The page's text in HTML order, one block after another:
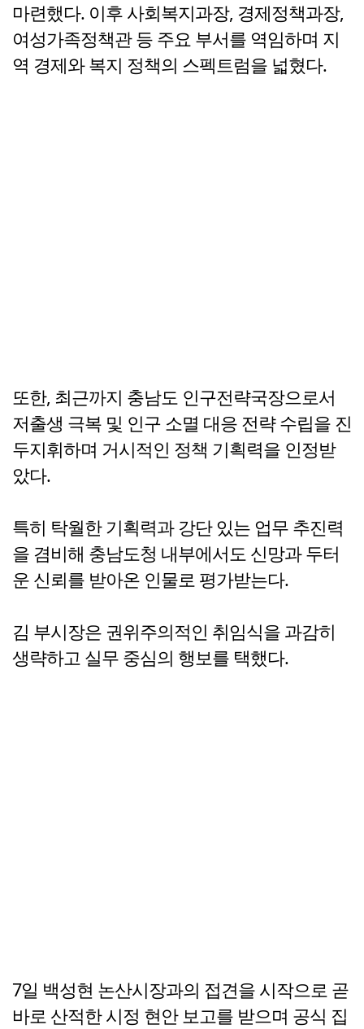
마련했다. 이후 사회복지과장, 경제정책과장,
여성가족정책관 등 주요 부서를 역임하며 지
역 경제와 복지 정책의 스펙트럼을 넓혔다.
또한, 최근까지 충남도 인구전략국장으로서
저출생 극복 및 인구 소멸 대응 전략 수립을 진
두지휘하며 거시적인 정책 기획력을 인정받
았다.
특히 탁월한 기획력과 강단 있는 업무 추진력
을 겸비해 충남도청 내부에서도 신망과 두터
운 신뢰를 받아온 인물로 평가받는다.
김 부시장은 권위주의적인 취임식을 과감히
생략하고 실무 중심의 행보를 택했다.
7일 백성현 논산시장과의 접견을 시작으로 곧
바로 산적한 시정 현안 보고를 받으며 공식 집